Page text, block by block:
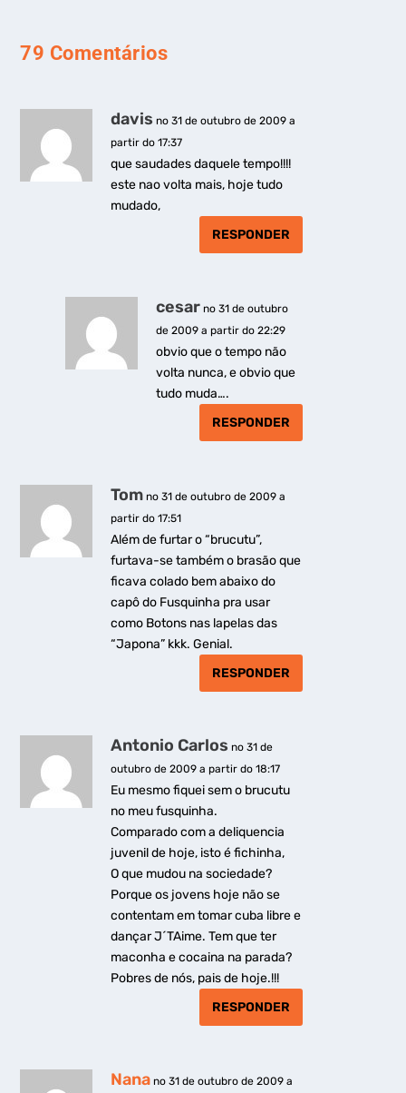
79 Comentários
davis no 31 de outubro de 2009 a
partir do 17:37
que saudades daquele tempo!!!!
este nao volta mais, hoje tudo
mudado,
RESPONDER
cesar no 31 de outubro
de 2009 a partir do 22:29
obvio que o tempo não
volta nunca, e obvio que
tudo muda….
RESPONDER
Tom no 31 de outubro de 2009 a
partir do 17:51
Além de furtar o “brucutu”,
furtava-se também o brasão que
ficava colado bem abaixo do
capô do Fusquinha pra usar
como Botons nas lapelas das
“Japona” kkk. Genial.
RESPONDER
Antonio Carlos no 31 de
outubro de 2009 a partir do 18:17
Eu mesmo fiquei sem o brucutu
no meu fusquinha.
Comparado com a deliquencia
juvenil de hoje, isto é fichinha,
O que mudou na sociedade?
Porque os jovens hoje não se
contentam em tomar cuba libre e
dançar J´TAime. Tem que ter
maconha e cocaina na parada?
Pobres de nós, pais de hoje.!!!
RESPONDER
Nana no 31 de outubro de 2009 a